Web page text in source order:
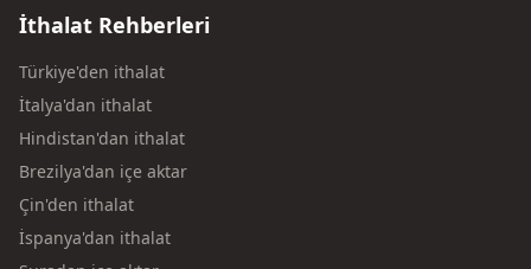
İthalat Rehberleri
Türkiye'den ithalat
İtalya'dan ithalat
Hindistan'dan ithalat
Brezilya'dan içe aktar
Çin'den ithalat
İspanya'dan ithalat